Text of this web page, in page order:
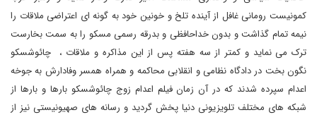
کمونیست رومانی غافل از آینده تلخ و خونین خود به گونه ای اعتراضی ملاقات را
نیمه تمام گذاشت و بدون خداحافظی و بدرقه رسمی مسکو را به سمت بخارست
ترک می نماید و کمتر از سه هفته پس از این مذاکره و ملاقات ، چائوشسکو
نگون بخت در دادگاه نظامی و انقلابی محاکمه و همراه همسر وفادارش به جوخه
اعدام سپرده شدند که در آن زمان فیلم اعدام زوج چائوشسکو بارها و بارها از
شبکه های مختلف تلویزیونی دنیا پخش گردید و رسانه های صهیونیستی نیز از